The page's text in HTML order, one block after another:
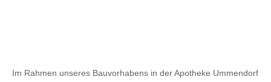
Im Rahmen unseres Bauvorhabens in der Apotheke Ummendorf